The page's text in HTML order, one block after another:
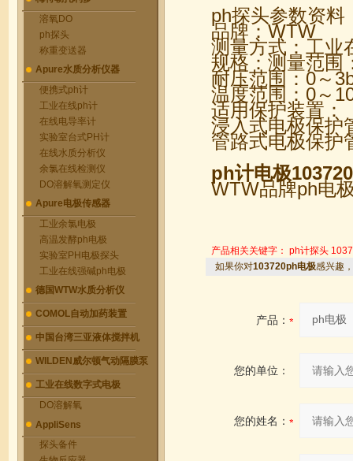
溶氧DO
ph探头
称重变送器
Apure水质分析仪器
便携式ph计
工业在线ph计
在线电导率计
实验室台式PH计
在线水质分析仪
余氯在线检测仪
DO溶解氧测定仪
Apure电极传感器
工业余氯电极
高温发酵ph电极
实验室PH电极探头
工业在线强碱ph电极
德国WTW水质分析仪
COMOL自动加药装置
中国台湾三亚液体搅拌机
WILDEN威尔顿气动隔膜泵
工业在线数字式电极
DO溶解氧
AppliSens
探头备件
ph探头参数资料
品牌：WTW
测量方式：工业
规格：测量范围
耐压范围：0～
温度范围：0～
适用保护装置：
浸入式电极保护
管路式电极保护
ph计电极103720
WTW品牌ph电
产品相关关键字： ph计探头
如果你对103720ph电极感兴趣
产品：
您的单位：
您的姓名：